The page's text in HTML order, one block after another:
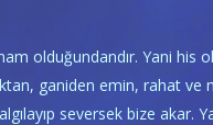
olduğundandır. Yani his
ganiden emin, rahat ve
seversek bize akar.